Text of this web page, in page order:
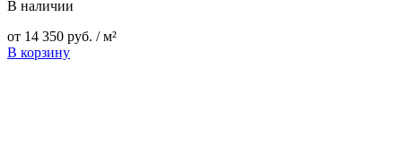
В наличии
от 14 350 руб. / м²
В корзину